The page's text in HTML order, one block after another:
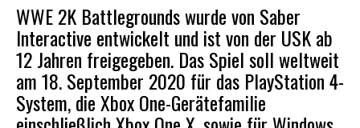
WWE 2K Battlegrounds wurde von Saber
Interactive entwickelt und ist von der USK ab
12 Jahren freigegeben. Das Spiel soll weltweit
am 18. September 2020 für das PlayStation 4-
System, die Xbox One-Gerätefamilie